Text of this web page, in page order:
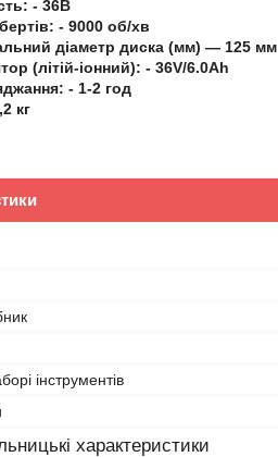
- 36В
- 9000 об/хв
діаметр диска (мм) — 125 мм
(літій-іонний): - 36V/6.0Ah
- 1-2 год
кг
інструментів
характеристики